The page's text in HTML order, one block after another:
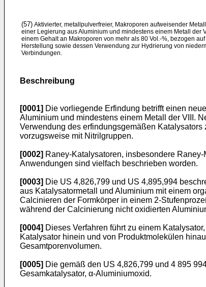
(57) Aktivierter, metallpulverfreier, Makroporen aufweisender
einer Legierung aus Aluminium und mindestens einem Metall der
einem Gehalt an Makroporen von mehr als 80 Vol.-%, bezogen
Herstellung sowie dessen Verwendung zur Hydrierung von
Verbindungen.
Beschreibung
[0001] Die vorliegende Erfindung betrifft einen
Aluminium und mindestens einem Metall der VIII.
Verwendung des erfindungsgemäßen
vorzugsweise mit Nitrilgruppen.
[0002] Raney-Katalysatoren, insbesondere
Anwendungen sind vielfach beschrieben worden.
[0003] Die US 4,826,799 und US 4,895,994
aus Katalysatormetall und Aluminium mit einem
Calcinieren der Formkörper in einem 2-
während der Calcinierung nicht oxidierten
[0004] Dieses Verfahren führt zu einem
Katalysator hinein und von Produktmolekülen
Gesamtporenvolumen.
[0005] Die gemäß den US 4,826,799 und 4 895
Gesamkatalysator, α-Aluminiumoxid.